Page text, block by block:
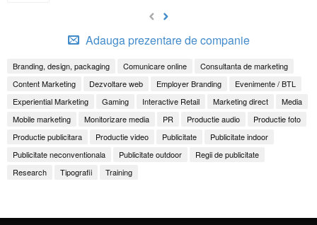
Adauga prezentare de companie
Branding, design, packaging Comunicare online
Consultanta de marketing
Content Marketing
Dezvoltare web Employer Branding
Evenimente / BTL
Experiential Marketing
Gaming Interactive Retail Marketing direct
Media
Mobile marketing
Monitorizare media PR Productie audio
Productie foto
Productie publicitara
Productie video Publicitate
Publicitate indoor
Publicitate neconventionala
Publicitate outdoor
Regii de publicitate
Research
Tipografii Training